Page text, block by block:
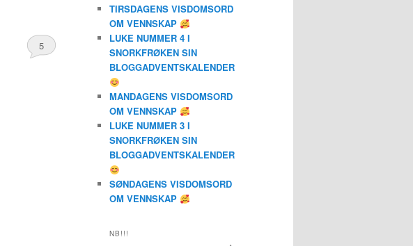
5
TIRSDAGENS VISDOMSORD
OM VENNSKAP
LUKE NUMMER 4 I
SNORKFRØKEN SIN
BLOGGADVENTSKALENDER
MANDAGENS VISDOMSORD
OM VENNSKAP
LUKE NUMMER 3 I
SNORKFRØKEN SIN
BLOGGADVENTSKALENDER
SØNDAGENS VISDOMSORD
OM VENNSKAP
NB!!!